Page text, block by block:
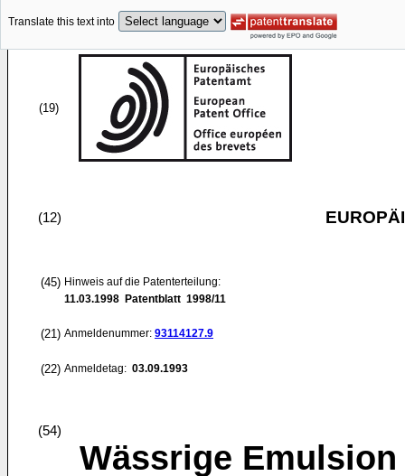
Translate this text into
(19)
(12)
(45) Hinweis auf die Patenterteilung:
11.03.1998 Patentblatt 1998/11
(21) Anmeldenummer: 93114127.9
(22) Anmeldetag: 03.09.1993
(54)
Wässrige